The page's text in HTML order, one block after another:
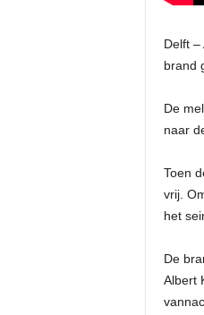
Delft
brand
De
naar
Toen
vrij.
het
De
Albert